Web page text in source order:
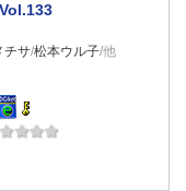
チサ/松本ウル子/他